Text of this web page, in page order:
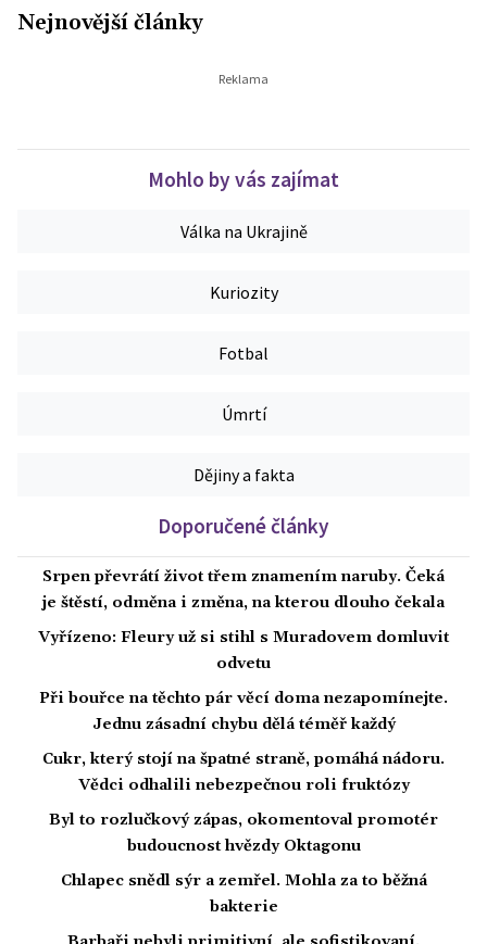
Nejnovější články
Mohlo by vás zajímat
Válka na Ukrajině
Kuriozity
Fotbal
Úmrtí
Dějiny a fakta
Doporučené články
Srpen převrátí život třem znamením naruby. Čeká
je štěstí, odměna i změna, na kterou dlouho čekala
Vyřízeno: Fleury už si stihl s Muradovem domluvit
odvetu
Při bouřce na těchto pár věcí doma nezapomínejte.
Jednu zásadní chybu dělá téměř každý
Cukr, který stojí na špatné straně, pomáhá nádoru.
Vědci odhalili nebezpečnou roli fruktózy
Byl to rozlučkový zápas, okomentoval promotér
budoucnost hvězdy Oktagonu
Chlapec snědl sýr a zemřel. Mohla za to běžná
bakterie